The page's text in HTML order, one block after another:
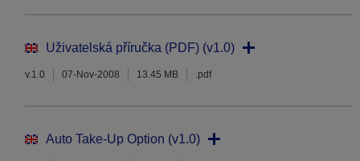
Uživatelská příručka (PDF) (v1.0)
v.1.0 07-Nov-2008 13.45 MB .pdf
Auto Take-Up Option (v1.0)